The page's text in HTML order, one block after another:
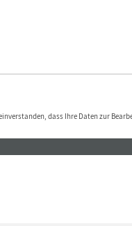
dass Ihre Daten zur